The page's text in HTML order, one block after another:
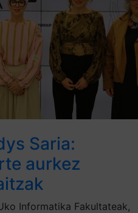
Saria:
aurkez
Informatika Fakultateak,